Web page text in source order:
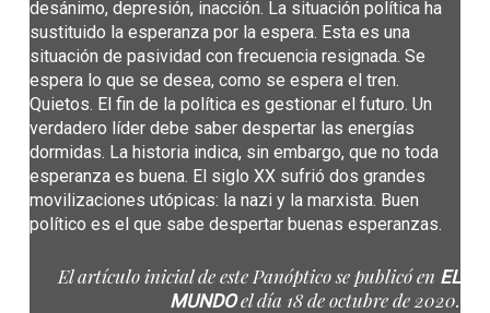
desánimo, depresión, inacción. La situación política ha
sustituido la esperanza por la espera. Esta es una
situación de pasividad con frecuencia resignada. Se
espera lo que se desea, como se espera el tren.
Quietos. El fin de la política es gestionar el futuro. Un
verdadero líder debe saber despertar las energías
dormidas. La historia indica, sin embargo, que no toda
esperanza es buena. El siglo XX sufrió dos grandes
movilizaciones utópicas: la nazi y la marxista. Buen
político es el que sabe despertar buenas esperanzas.
El artículo inicial de este Panóptico se publicó en EL
MUNDOel día 18 de octubre de 2020.